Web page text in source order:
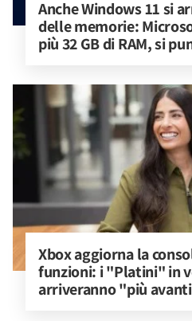
Anche Windows 11 si
delle memorie:
più 32 GB di RAM, si
Xbox aggiorna la
funzioni: i "Platini" in
arriveranno "più